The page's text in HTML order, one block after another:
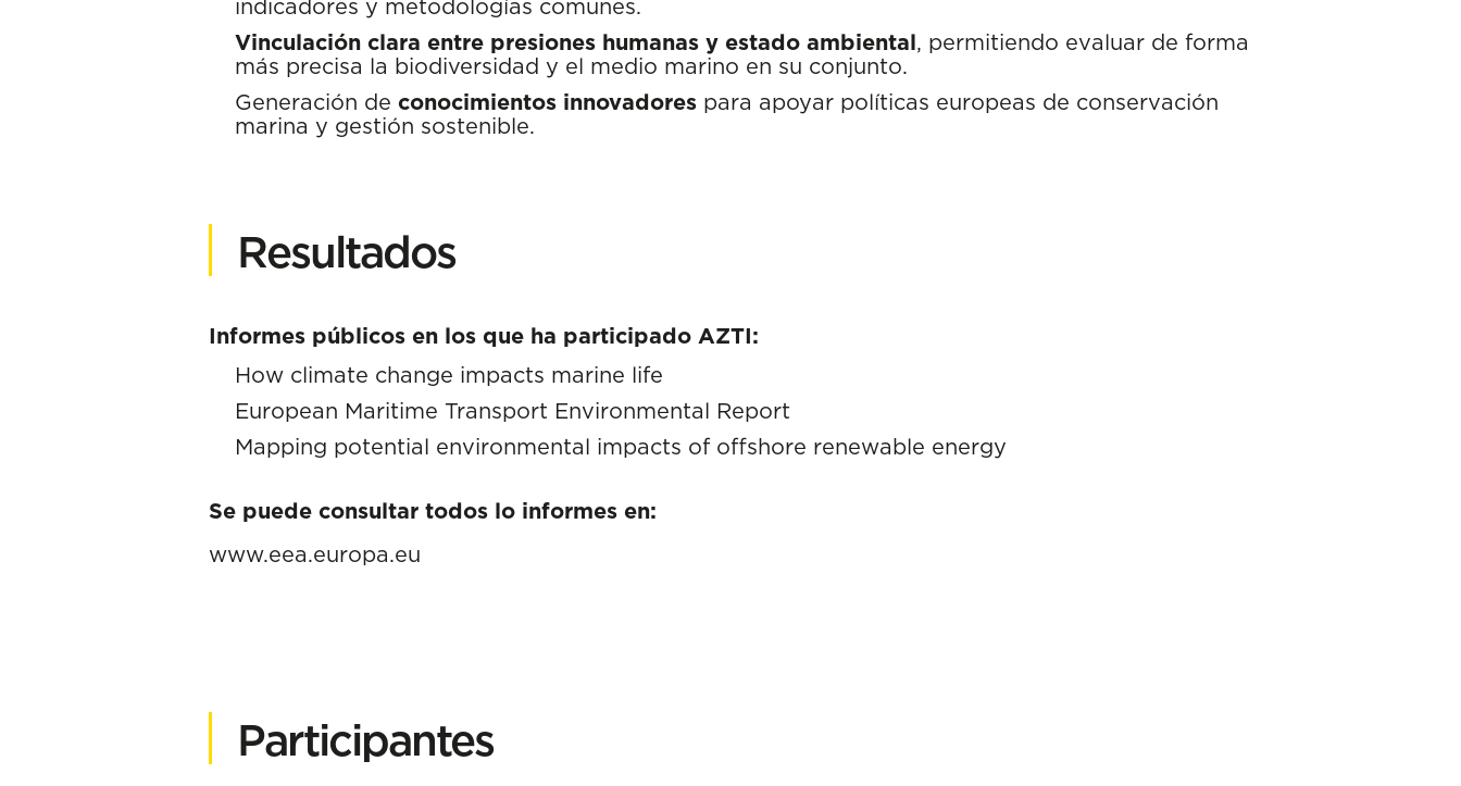
indicadores y metodologías comunes.
Vinculación clara entre presiones humanas y estado ambiental, permitiendo evaluar de forma
más precisa la biodiversidad y el medio marino en su conjunto.
Generación de conocimientos innovadores para apoyar políticas europeas de conservación
marina y gestión sostenible.
Resultados
Informes públicos en los que ha participado AZTI:
How climate change impacts marine life
European Maritime Transport Environmental Report
Mapping potential environmental impacts of offshore renewable energy
Se puede consultar todos lo informes en:
www.eea.europa.eu
Participantes